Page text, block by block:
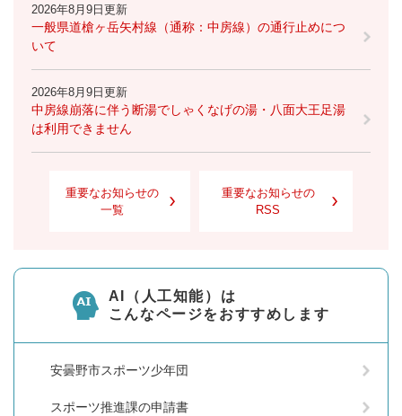
2026年8月9日更新
一般県道槍ヶ岳矢村線（通称：中房線）の通行止めにつ
いて
2026年8月9日更新
中房線崩落に伴う断湯でしゃくなげの湯・八面大王足湯
は利用できません
重要なお知らせの
一覧
重要なお知らせの
RSS
AI（人工知能）は
こんなページをおすすめします
安曇野市スポーツ少年団
スポーツ推進課の申請書